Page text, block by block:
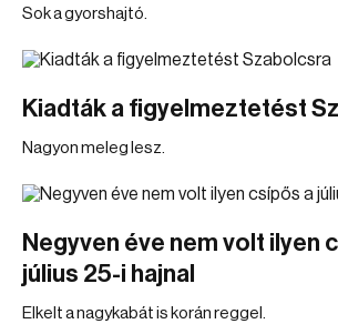
Sok a gyorshajtó.
Kiadták a figyelmeztetést
Nagyon meleg lesz.
Negyven éve nem volt ilyen
július 25-i hajnal
Elkelt a nagykabát is korán reggel.